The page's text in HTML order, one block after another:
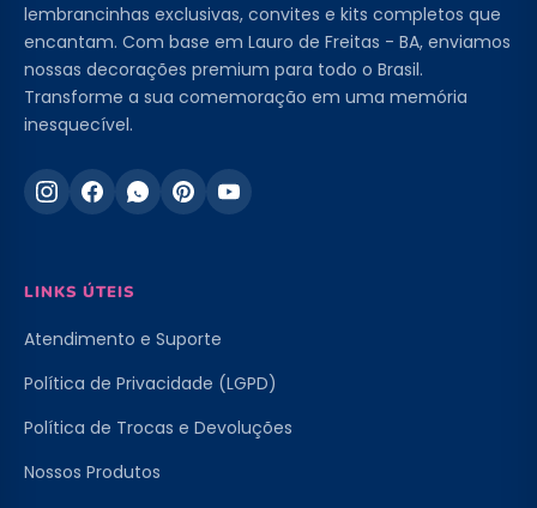
lembrancinhas exclusivas, convites e kits completos que
encantam. Com base em Lauro de Freitas - BA, enviamos
nossas decorações premium para todo o Brasil.
Transforme a sua comemoração em uma memória
inesquecível.
LINKS ÚTEIS
Atendimento e Suporte
Política de Privacidade (LGPD)
Política de Trocas e Devoluções
Nossos Produtos